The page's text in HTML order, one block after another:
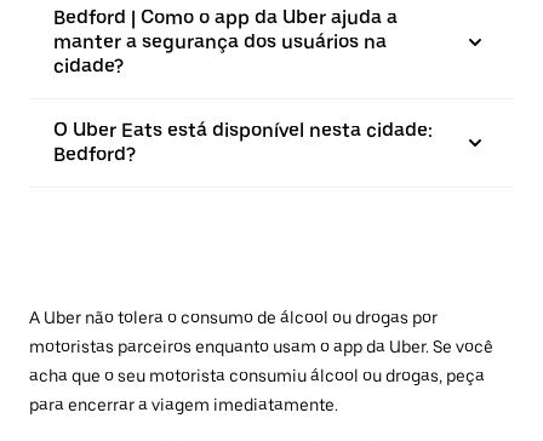
Bedford | Como o app da Uber ajuda a
manter a segurança dos usuários na
cidade?
O Uber Eats está disponível nesta cidade:
Bedford?
A Uber não tolera o consumo de álcool ou drogas por
motoristas parceiros enquanto usam o app da Uber. Se você
acha que o seu motorista consumiu álcool ou drogas, peça
para encerrar a viagem imediatamente.